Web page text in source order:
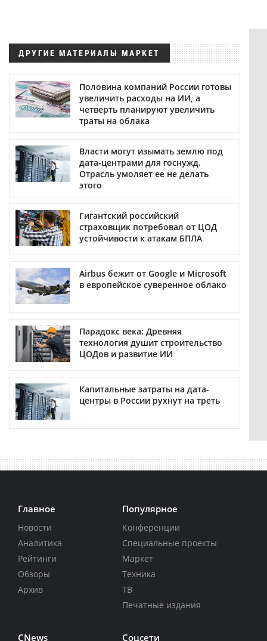
ДРУГИЕ МАТЕРИАЛЫ МАРКЕТ
Половина компаний России готовы
увеличить расходы на ИИ, а
четверть планируют увеличить
траты на облака
Власти могут изымать землю под
дата-центрами для госнужд.
Отрасль умоляет ее не делать
этого
Гигантский российский
страховщик потребовал от ЦОД
устойчивости к атакам БПЛА
Airbus бежит от Google и Microsoft
в европейское суверенное облако
Парадокс века: Древняя
технология душит строительство
ЦОДов и развитие ИИ
Капитальные затраты на дата-
центры в России рухнут на треть
Главное
Новости
Аналитика
Рейтинги
Обзоры
Архив
Популярное
Конференции
Специальные проекты
Маркет
Техника
ТВ
Печатные издания
CNews Соцсети